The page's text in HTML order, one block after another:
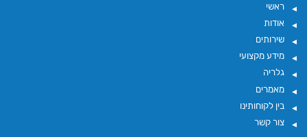
ראשי
אודות
שירותים
מידע מקצועי
גלריה
מאמרים
בין לקוחותינו
צור קשר